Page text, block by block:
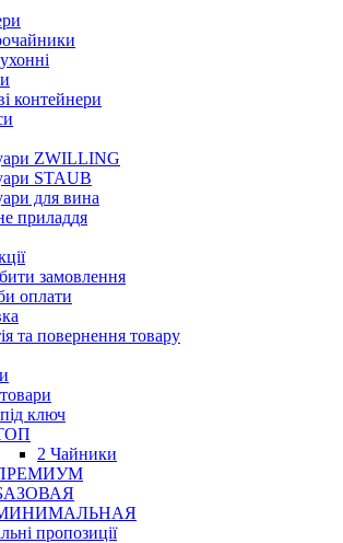
контейнери
ZWILLING
STAUB
для вина
приладдя
замовлення
оплати
та повернення товару
ключ
2 Чайники
пропозиції